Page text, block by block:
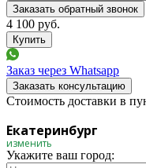
Заказать обратный звонок
4 100 руб.
Заказ через Whatsapp
Заказать консультацию
Стоимость доставки в
Екатеринбург
изменить
Укажите ваш город: